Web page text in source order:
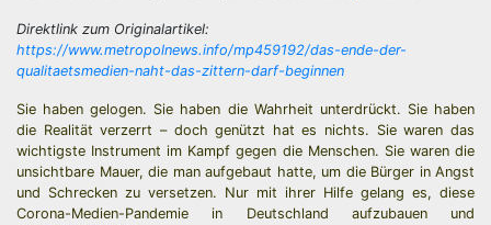
Direktlink zum Originalartikel:
https://www.metropolnews.info/mp459192/das-ende-der-
qualitaetsmedien-naht-das-zittern-darf-beginnen
Sie haben gelogen. Sie haben die Wahrheit unterdrückt. Sie haben
die Realität verzerrt – doch genützt hat es nichts. Sie waren das
wichtigste Instrument im Kampf gegen die Menschen. Sie waren die
unsichtbare Mauer, die man aufgebaut hatte, um die Bürger in Angst
und Schrecken zu versetzen. Nur mit ihrer Hilfe gelang es, diese
Corona-Medien-Pandemie in Deutschland aufzubauen und